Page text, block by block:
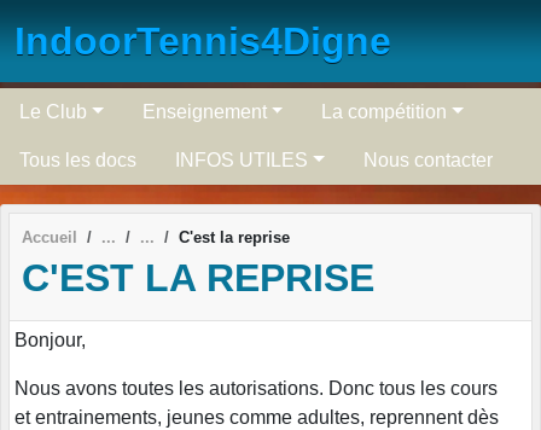
IndoorTennis4Digne
Le Club Enseignement La compétition
Tous les docs INFOS UTILES Nous contacter
Accueil C'est la reprise
C'EST LA REPRISE
Bonjour,
Nous avons toutes les autorisations. Donc tous les cours
et entrainements, jeunes comme adultes, reprennent dès